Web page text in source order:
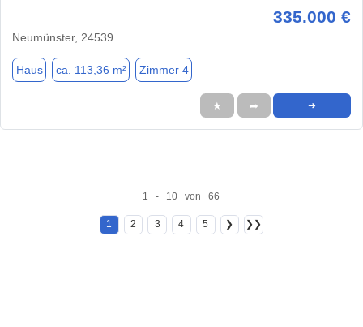
335.000 €
Neumünster, 24539
Haus ca. 113,36 m² Zimmer 4
★ ➦ ➜
1 - 10 von 66
1 2 3 4 5 ❯ ❯❯